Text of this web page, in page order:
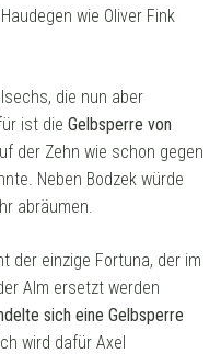
wie Oliver Fink
die nun aber
ist die Gelbsperre von
der Zehn wie schon gegen
Neben Bodzek würde
abräumen.
der einzige Fortuna, der im
Alm ersetzt werden
sich eine Gelbsperre
wird dafür Axel